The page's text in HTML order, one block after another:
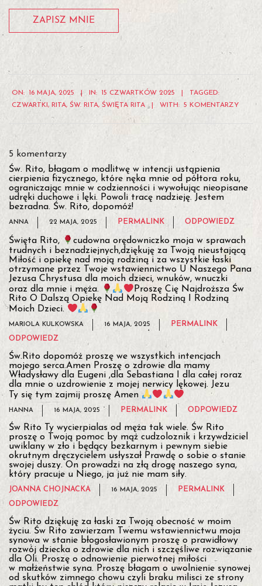
05-
ON: 16 MAJA, 2025 IN: 15 CZWARTKÓW 2025
TAGGED:
CZWARTKI , RITA, ŚW. RITA, ŚWIĘTA RITA WITH: 5 KOMENTARZY
5 komentarzy
Św. Rito, błagam o modlitwę w intencji ustąpienia
cierpienia fizycznego, które nęka mnie od półtora roku,
ograniczając mnie w codzienności i wywołując nieopisane
udręki duchowe i lęki. Powoli tracę nadzieję. Jestem
bezradna. Św. Rito, dopomóż!
ANNA 22 MAJA, 2025 PERMALINK ODPOWIEDZ
Święta Rito,
cudowna orędowniczko moja w sprawach
trudnych i beznadziejnych,dziękuję za Twoją nieustającą
Miłość i opiekę nad moją rodziną i za wszystkie łaski
otrzymane przez Twoje wstawiennictwo U Naszego Pana
Jezusa Chrystusa dla moich dzieci, wnuków, wnuczki
oraz dla mnie i męża.
Proszę Cię Najdroższa Św
Rito O Dalszą Opiekę Nad Moją Rodziną I Rodziną
Moich Dzieci.
MARIOLA KULKOWSKA 16 MAJA, 2025
PERMALINK
ODPOWIEDZ
Św.Rito dopomóż proszę we wszystkich intencjach
mojego serca.Amen Proszę o zdrowie dla mamy
Władysławy dla Eugeni ,dla Sebastiana I dla całej roraz
dla mnie o uzdrowienie z mojej nerwicy lękowej. Jezu
Ty się tym zajmij proszę Amen
HANNA 16 MAJA, 2025 PERMALINK ODPOWIEDZ
Św Rito Ty wycierpialas od męża tak wiele. Św Rito
proszę o Twoją pomoc by mąż cudzoloznik i krzywdziciel
uwiklany w zło i będący bezkarnym i pewnym siebie
okrutnym dręczycielem usłyszał Prawdę o sobie o stanie
swojej duszy. On prowadzi na złą drogę naszego syna,
który pracuje u Niego, ja już nie mam siły.
JOANNA CHOJNACKA 16 MAJA, 2025
PERMALINK
ODPOWIEDZ
Św Rito dziękuję za łaski za Twoją obecność w moim
życiu. Św Rito zawierzam Twemu wstawiennictwu moja
synowa w stanie błogosławionym proszę o prawidłowy
rozwój dziecka o zdrowie dla nich i szczęśliwe rozwiązanie
dla Oli. Proszę o odnowienie pierwotnej miłości
w małżeństwie syna. Proszę błagam o uwolnienie synowej
od skutków zimnego chowu czyli braku milisci ze strony